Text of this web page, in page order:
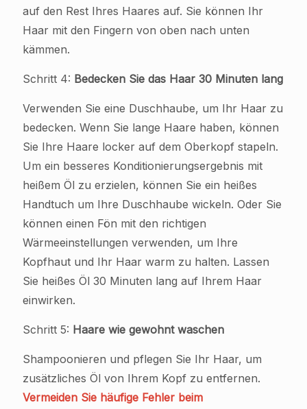
auf den Rest Ihres Haares auf. Sie können Ihr
Haar mit den Fingern von oben nach unten
kämmen.
Schritt 4: Bedecken Sie das Haar 30 Minuten lang
Verwenden Sie eine Duschhaube, um Ihr Haar zu
bedecken. Wenn Sie lange Haare haben, können
Sie Ihre Haare locker auf dem Oberkopf stapeln.
Um ein besseres Konditionierungsergebnis mit
heißem Öl zu erzielen, können Sie ein heißes
Handtuch um Ihre Duschhaube wickeln. Oder Sie
können einen Fön mit den richtigen
Wärmeeinstellungen verwenden, um Ihre
Kopfhaut und Ihr Haar warm zu halten. Lassen
Sie heißes Öl 30 Minuten lang auf Ihrem Haar
einwirken.
Schritt 5: Haare wie gewohnt waschen
Shampoonieren und pflegen Sie Ihr Haar, um
zusätzliches Öl von Ihrem Kopf zu entfernen.
Vermeiden Sie häufige Fehler beim